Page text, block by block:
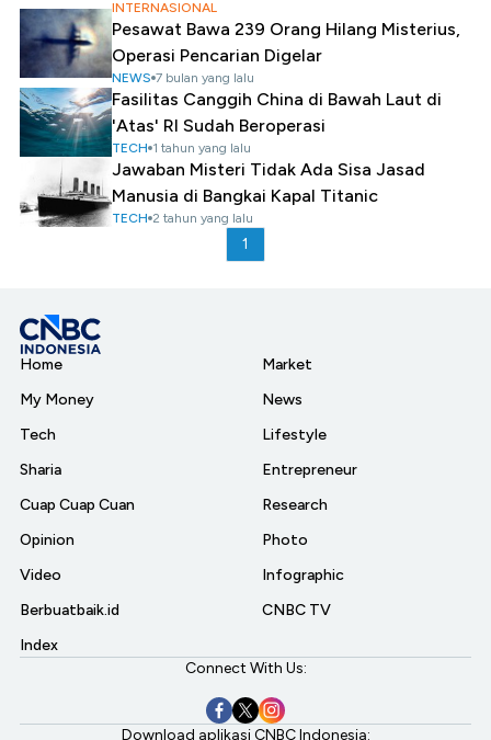
INTERNASIONAL
Pesawat Bawa 239 Orang Hilang Misterius,
Operasi Pencarian Digelar
NEWS 7 bulan yang lalu
Fasilitas Canggih China di Bawah Laut di
'Atas' RI Sudah Beroperasi
TECH 1 tahun yang lalu
Jawaban Misteri Tidak Ada Sisa Jasad
Manusia di Bangkai Kapal Titanic
TECH 2 tahun yang lalu
1
Home
My Money
Tech
Sharia
Cuap Cuap Cuan
Opinion
Video
Berbuatbaik.id
Index
Market
News
Lifestyle
Entrepreneur
Research
Photo
Infographic
CNBC TV
Connect With Us:
Download aplikasi CNBC Indonesia: